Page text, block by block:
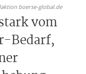
boerse-global.de
vom
Bedarf,